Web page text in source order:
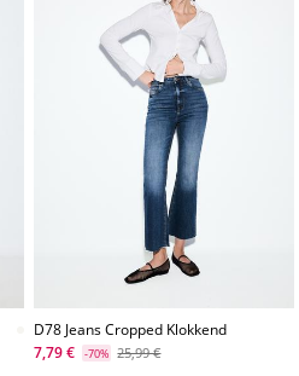
D78 Jeans Cropped Klokkend
7,79 €
-70% 25,99 €